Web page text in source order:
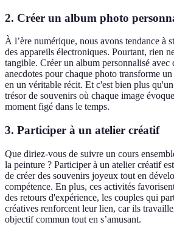
2. Créer un album photo
À l’ère numérique, nous avons tendance à
des appareils électroniques. Pourtant, rien
tangible. Créer un album personnalisé avec
anecdotes pour chaque photo transforme
en un véritable récit. Et c'est bien plus
trésor de souvenirs où chaque image
moment figé dans le temps.
3. Participer à un atelier créatif
Que diriez-vous de suivre un cours
la peinture ? Participer à un atelier créatif
de créer des souvenirs joyeux tout en
compétence. En plus, ces activités
des retours d'expérience, les couples qui
créatives renforcent leur lien, car ils
objectif commun tout en s’amusant.